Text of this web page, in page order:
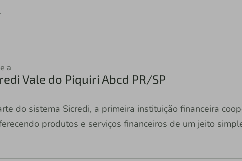
a
Vale do Piquiri Abcd PR/SP
do sistema Sicredi, a primeira instituição financeira
produtos e serviços financeiros de um jeito